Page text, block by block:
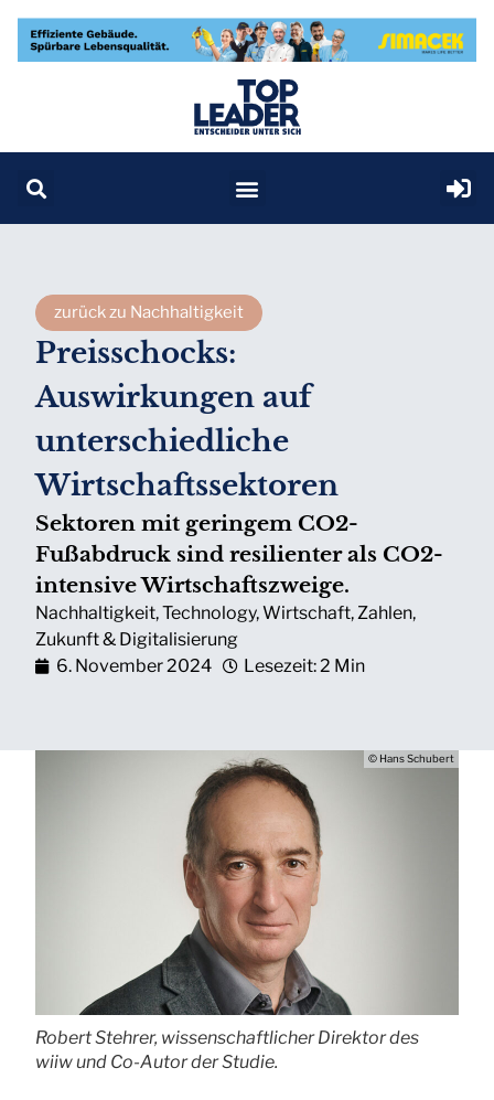
zurück zu Nachhaltigkeit
Preisschocks:
Auswirkungen auf
unterschiedliche
Wirtschaftssektoren
Sektoren mit geringem CO2-
Fußabdruck sind resilienter als CO2-
intensive Wirtschaftszweige.
Nachhaltigkeit,Technology,Wirtschaft,Zahlen,
Zukunft & Digitalisierung
6. November 2024
Lesezeit: 2 Min
© Hans Schubert
Robert Stehrer, wissenschaftlicher Direktor des
wiiw und Co-Autor der Studie.